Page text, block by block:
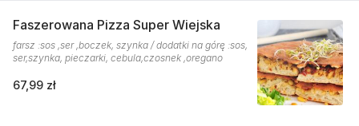
Faszerowana Pizza Super Wiejska
farsz :sos ,ser ,boczek, szynka / dodatki na górę :sos,
ser,szynka, pieczarki, cebula,czosnek ,oregano
67,99 zł